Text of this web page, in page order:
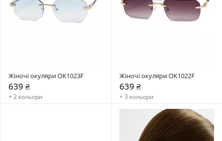
Жіночі окуляри OK1023F
639 ₴
+ 2 кольори
Жіночі окуляри OK1022F
639 ₴
+ 3 кольори